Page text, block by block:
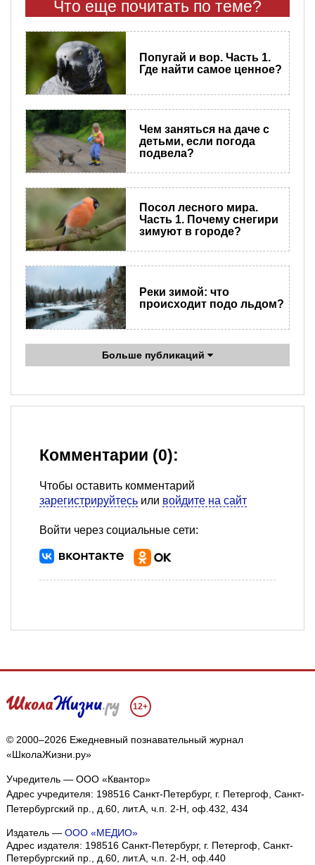
Что еще почитать по теме?
Попугай и вор. Часть 1.
Где найти самое ценное?
Чем заняться на даче с
детьми, если погода
подвела?
Посол лесного мира.
Часть 1. Почему снегири
зимуют в городе?
Реки зимой: что
происходит подо льдом?
Больше публикаций
Комментарии (0):
Чтобы оставить комментарий
зарегистрируйтесь или войдите на сайт
Войти через социальные сети:
12+
© 2000–2026 Ежедневный познавательный журнал
«ШколаЖизни.ру»
Учредитель — ООО «Квантор»
Адрес учредителя: 198516 Санкт-Петербург, г. Петергоф, Санкт-
Петербургский пр., д.60, лит.А, ч.п. 2-Н, оф.432, 434
Издатель — ООО «МЕДИО»
Адрес издателя: 198516 Санкт-Петербург, г. Петергоф, Санкт-
Петербургский пр., д.60, лит.А, ч.п. 2-Н, оф.440